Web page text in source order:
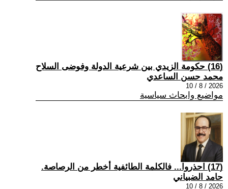
(16) حكومة الزيدي بين شرعية الدولة وفوضى السلاح
محمد حسن الساعدي
2026 / 8 / 10
مواضيع وابحاث سياسية
(17) احذروا... فالكلمة الطائفية أخطر من الرصاصة.
حامد الضبياني
2026 / 8 / 10